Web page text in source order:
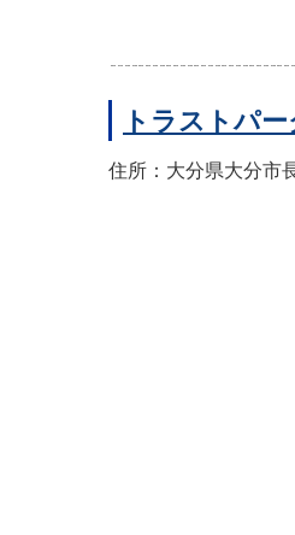
トラストパ
住所：大分県大分市